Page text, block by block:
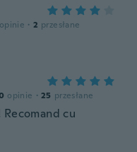
opinie · 2 przesłane
opinie · 25 przesłane
cu